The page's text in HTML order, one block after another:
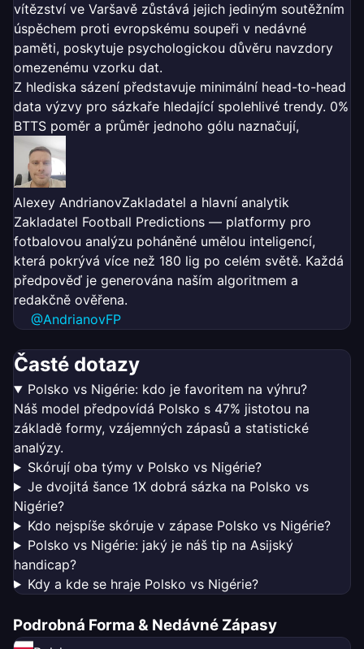
vítězství ve Varšavě zůstává jejich jediným soutěžním
úspěchem proti evropskému soupeři v nedávné
paměti, poskytuje psychologickou důvěru navzdory
omezenému vzorku dat.
Z hlediska sázení představuje minimální head-to-head
data výzvy pro sázkaře hledající spolehlivé trendy. 0%
BTTS poměr a průměr jednoho gólu naznačují,
Alexey AndrianovZakladatel a hlavní analytik
Zakladatel Football Predictions — platformy pro
fotbalovou analýzu poháněné umělou inteligencí,
která pokrývá více než 180 lig po celém světě. Každá
předpověď je generována naším algoritmem a
redakčně ověřena.
@AndrianovFP
Časté dotazy
Polsko vs Nigérie: kdo je favoritem na výhru?
Náš model předpovídá Polsko s 47% jistotou na
základě formy, vzájemných zápasů a statistické
analýzy.
Skórují oba týmy v Polsko vs Nigérie?
Je dvojitá šance 1X dobrá sázka na Polsko vs
Nigérie?
Kdo nejspíše skóruje v zápase Polsko vs Nigérie?
Polsko vs Nigérie: jaký je náš tip na Asijský
handicap?
Kdy a kde se hraje Polsko vs Nigérie?
Podrobná Forma & Nedávné Zápasy